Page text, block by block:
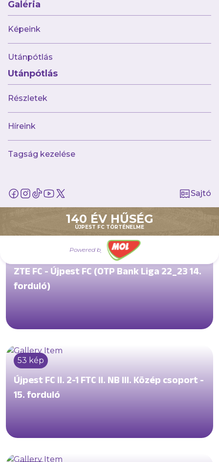
Galéria
Képeink
Utánpótlás
Utánpótlás
Részletek
Híreink
Tagság kezelése
Sajtó
140 ÉV HŰSÉG
ÚJPEST FC TÖRTÉNELME
Powered by
51 kép
Paksi FC - Újpest FC (OTP Bank Liga 22_23
16. forduló)
67 kép
ZTE FC - Újpest FC (OTP Bank Liga 22_23 14.
forduló)
53 kép
Újpest FC II. 2-1 FTC II. NB III. Közép csoport -
15. forduló